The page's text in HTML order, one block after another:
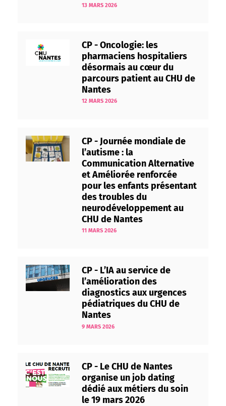
13 MARS 2026
CP - Oncologie: les
pharmaciens hospitaliers
désormais au cœur du
parcours patient au CHU de
Nantes
12 MARS 2026
CP - Journée mondiale de
l’autisme : la
Communication Alternative
et Améliorée renforcée
pour les enfants présentant
des troubles du
neurodéveloppement au
CHU de Nantes
11 MARS 2026
CP - L’IA au service de
l’amélioration des
diagnostics aux urgences
pédiatriques du CHU de
Nantes
9 MARS 2026
CP - Le CHU de Nantes
organise un job dating
dédié aux métiers du soin
le 19 mars 2026